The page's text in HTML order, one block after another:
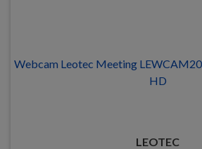
Webcam Leotec Meeting
HD
LEOTEC